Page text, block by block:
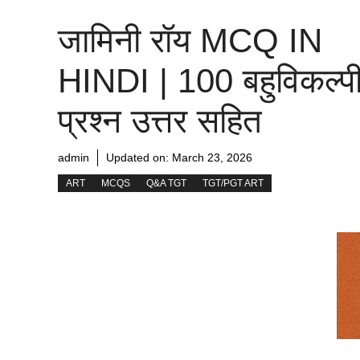
जामिनी रॉय MCQ IN
HINDI | 100
प्रश्न उत्तर सहित
admin Updated on: March 23, 2026
ART MCQS Q&A TGT TGT/PGT ART